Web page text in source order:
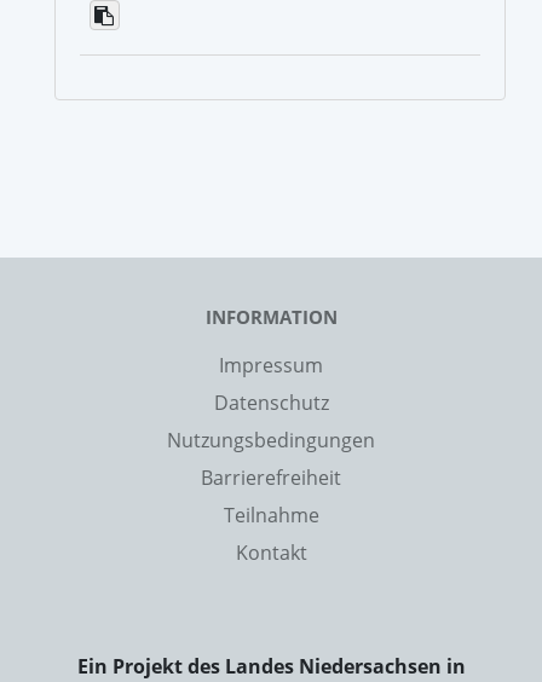
INFORMATION
Impressum
Datenschutz
Nutzungsbedingungen
Barrierefreiheit
Teilnahme
Kontakt
Ein Projekt des Landes Niedersachsen in